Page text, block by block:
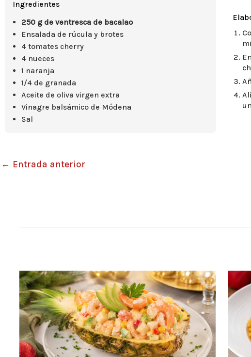
Ingredientes
250 g de ventresca de bacalao
Ensalada de rúcula y brotes
4 tomates cherry
4 nueces
1 naranja
1/4 de granada
Aceite de oliva virgen extra
Vinagre balsámico de Módena
Sal
← Entrada anterior